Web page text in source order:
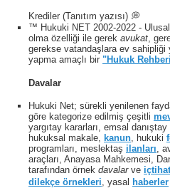
Krediler (Tanıtım yazısı) 💭
™ Hukuki NET 2002-2022 -
olma özelliği ile gerek avukat,
gerekse vatandaşlara ev
yapma amaçlı bir "Hukuk
Davalar
Hukuki Net; sürekli yenilenen
göre kategorize edilmiş çeşitli
yargıtay kararları, emsal
hukuksal makale,
kanun , hukuki
programları, meslektaş ilanları ,
araçları, Anayasa Mahkemesi,
tarafından örnek davalarve
dilekçe örnekleri , yasal haberler